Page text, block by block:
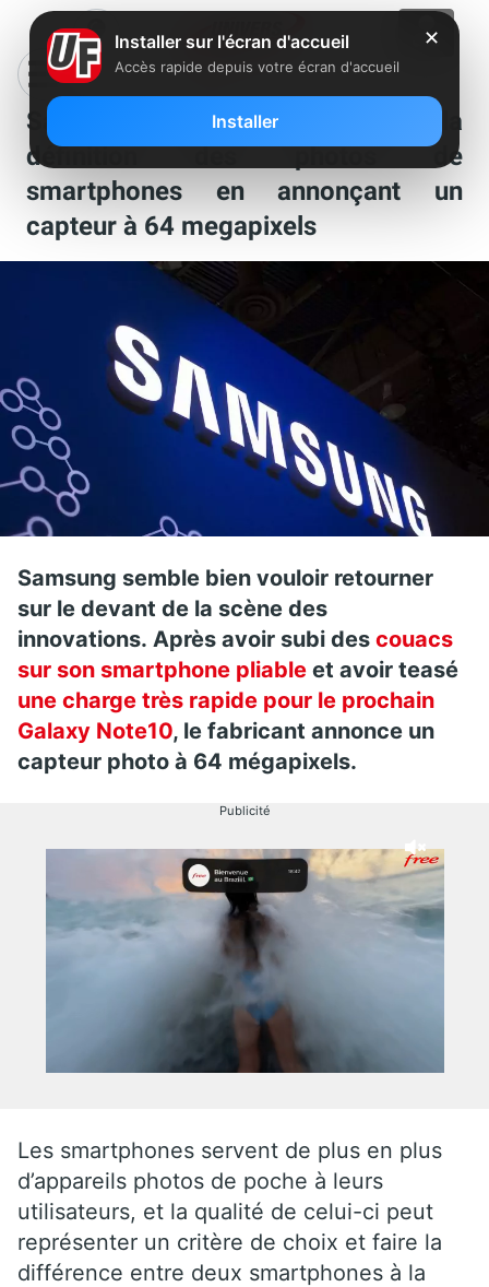
Samsung monte d’un cran la
définition des photos de
smartphones en annonçant un
capteur à 64 megapixels
Samsung semble bien vouloir retourner
sur le devant de la scène des
innovations. Après avoir subi des couacs
sur son smartphone pliable et avoir teasé
une charge très rapide pour le prochain
Galaxy Note10, le fabricant annonce un
capteur photo à 64 mégapixels.
Publicité
Les smartphones servent de plus en plus
d’appareils photos de poche à leurs
utilisateurs, et la qualité de celui-ci peut
représenter un critère de choix et faire la
différence entre deux smartphones à la
✕
Installer sur l'écran d'accueil
Accès rapide depuis votre écran d'accueil
Installer